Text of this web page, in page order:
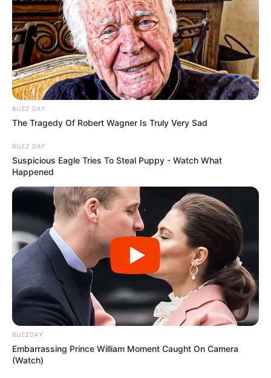
1 0 0
20:59 / 06 Avqust 2026
TƏCİLİ!Türkiyəqırıcıları havaya qaldırdı
- Nə baş verir?
39
BUZZ DAY
The Tragedy Of Robert Wagner Is Truly Very Sad
BUZZ DAY
Suspicious Eagle Tries To Steal Puppy - Watch What
Happened
BUZZDAY
Embarrassing Prince William Moment Caught On Camera
(Watch)